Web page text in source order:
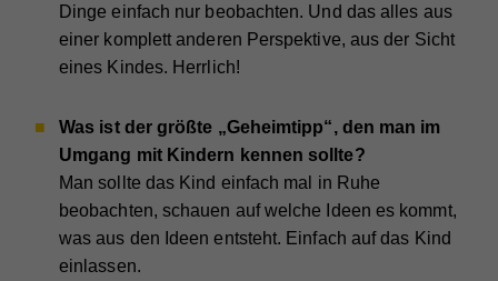
Dinge einfach nur beobachten. Und das alles aus
einer komplett anderen Perspektive, aus der Sicht
eines Kindes. Herrlich!
Was ist der größte „Geheimtipp“, den man im
Umgang mit Kindern kennen sollte?
Man sollte das Kind einfach mal in Ruhe
beobachten, schauen auf welche Ideen es kommt,
was aus den Ideen entsteht. Einfach auf das Kind
einlassen.
Zweck Wird verwendet, um Vimeo-Inhalte zu entsperren.
Anbieter Whatchado
Laufzeit
Wird von Google Analytics verwendet, um die
Anforderungsrate einzuschränken
Name _gat
Anbieter Google Universal Analytics
Laufzeit 1 Minute
Zweck
Wird von Google Analytics verwendet, um die
Anforderungsrate einzuschränken.
Name _gid